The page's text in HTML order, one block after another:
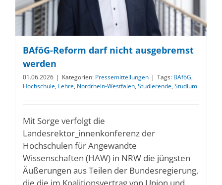
BAföG-Reform darf nicht ausgebremst
werden
01.06.2026 | Kategorien: Pressemitteilungen | Tags: BAföG,
Hochschule, Lehre, Nordrhein-Westfalen, Studierende, Studium
Mit Sorge verfolgt die
Landesrektor_innenkonferenz der
Hochschulen für Angewandte
Wissenschaften (HAW) in NRW die jüngsten
Äußerungen aus Teilen der Bundesregierung,